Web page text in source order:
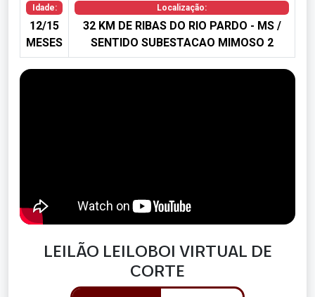
Idade:
12/15
MESES
Localização:
32 KM DE RIBAS DO RIO PARDO - MS /
SENTIDO SUBESTACAO MIMOSO 2
LEILÃO LEILOBOI VIRTUAL DE
CORTE